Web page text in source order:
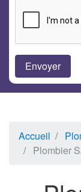
Accueil
Plombier